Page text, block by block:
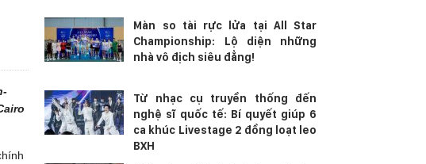
Màn so tài rực lửa tại All Star
Championship: Lộ diện những
nhà vô địch siêu đẳng!
Từ nhạc cụ truyền thống đến
nghệ sĩ quốc tế: Bí quyết giúp 6
ca khúc Livestage 2 đồng loạt leo
BXH